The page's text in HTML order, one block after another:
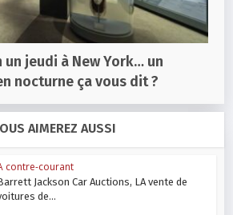
un jeudi à New York… un
nocturne ça vous dit ?
AIMEREZ AUSSI
contre-courant
Jackson Car Auctions, LA vente de
de...